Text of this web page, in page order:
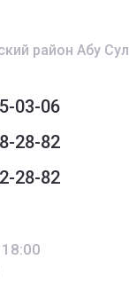
район Абу
03-06
28-82
28-82